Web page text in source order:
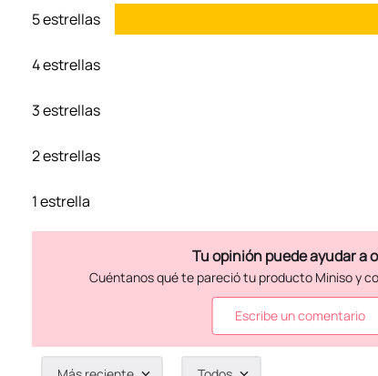
5 estrellas
4 estrellas
3 estrellas
2 estrellas
1 estrella
Escribe un comentario